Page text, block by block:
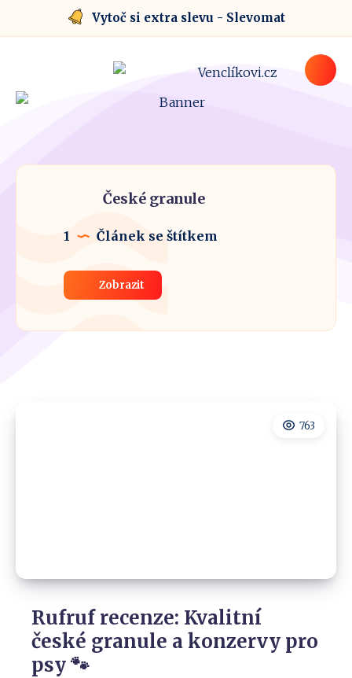
Vytoč si extra slevu - Slevomat
České granule
1 Článek se štítkem
Zobrazit
763
Rufruf recenze: Kvalitní
české granule a konzervy pro
psy 🐾